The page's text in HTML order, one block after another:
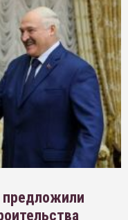
предложили